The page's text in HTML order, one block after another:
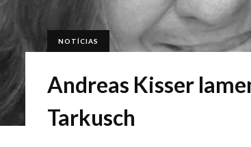
NOTÍCIAS
Andreas Kisser
Tarkusch